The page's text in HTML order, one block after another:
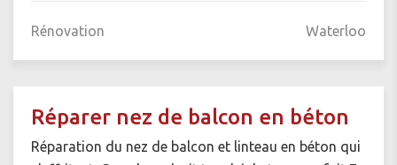
Rénovation Waterloo
Réparer nez de balcon en béton
Réparation du nez de balcon et linteau en béton qui